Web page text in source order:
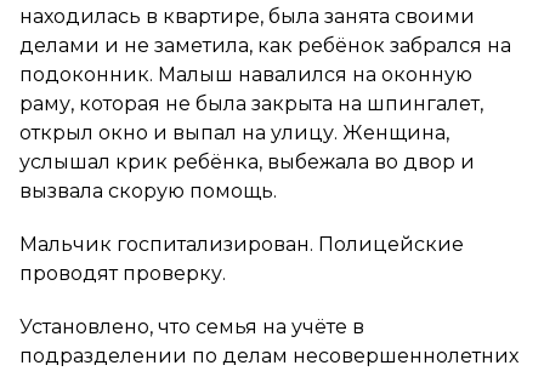
находилась в квартире, была занята своими
делами и не заметила, как ребёнок забрался на
подоконник. Малыш навалился на оконную
раму, которая не была закрыта на шпингалет,
открыл окно и выпал на улицу. Женщина,
услышал крик ребёнка, выбежала во двор и
вызвала скорую помощь.
Мальчик госпитализирован. Полицейские
проводят проверку.
Установлено, что семья на учёте в
подразделении по делам несовершеннолетних